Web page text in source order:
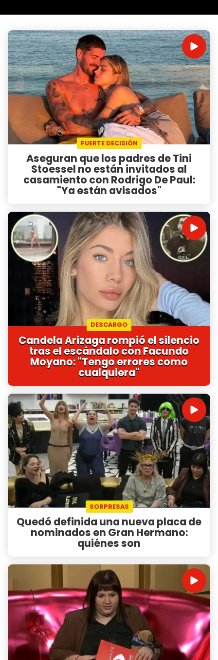
FUERTE DECISIÓN
Aseguran que los padres de Tini
Stoessel no están invitados al
casamiento con Rodrigo De Paul:
"Ya están avisados"
DESCARGO
Candela Arizaga rompió el silencio
tras el escándalo con Facundo
Moyano: "Tengo errores como
cualquiera"
SORPRESAS
Quedó definida una nueva placa de
nominados en Gran Hermano:
quiénes son